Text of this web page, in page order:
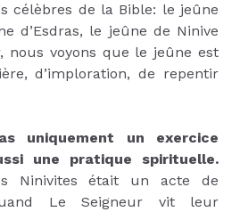
célèbres de la Bible: le jeûne
d’Esdras, le jeûne de Ninive
nous voyons que le jeûne est
d’imploration, de repentir
uniquement un exercice
une pratique spirituelle.
Ninivites était un acte de
Le Seigneur vit leur